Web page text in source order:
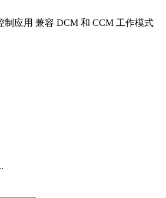
制应用 兼容 DCM 和 CCM 工作模式